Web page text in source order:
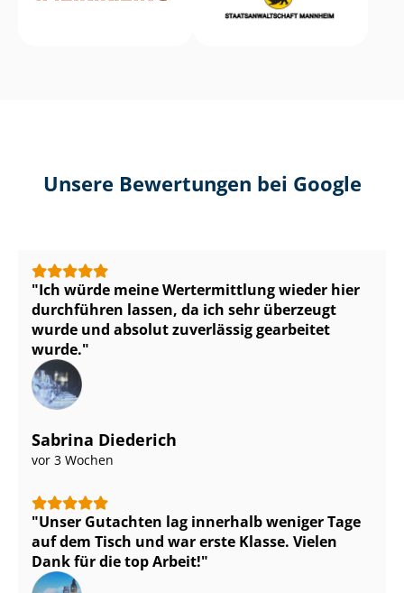
Unsere Bewertungen bei Google
Ich würde meine Wertermittlung wieder hier
durchführen lassen, da ich sehr überzeugt
wurde und absolut zuverlässig gearbeitet
wurde.
Sabrina Diederich
vor 3 Wochen
Unser Gutachten lag innerhalb weniger Tage
auf dem Tisch und war erste Klasse. Vielen
Dank für die top Arbeit!